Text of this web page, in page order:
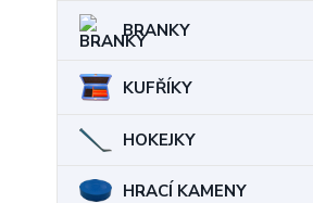
BRANKY
KUFŘÍKY
HOKEJKY
HRACÍ KAMENY